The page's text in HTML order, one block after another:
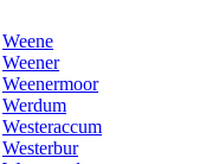
Weene
Weener
Weenermoor
Werdum
Westeraccum
Westerbur